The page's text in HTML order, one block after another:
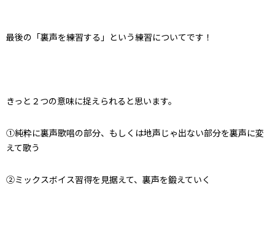
最後の「裏声を練習する」という練習についてです！
きっと２つの意味に捉えられると思います。
①純粋に裏声歌唱の部分、もしくは地声じゃ出ない部分を裏声に変
えて歌う
②ミックスボイス習得を見据えて、裏声を鍛えていく